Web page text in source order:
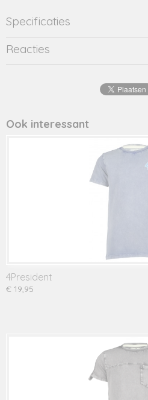
Specificaties
Productcode
thomas/black-20587
Productcode leverancier
Reacties
Ook interessant
4President
€ 19,95